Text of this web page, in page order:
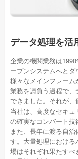
データ処理を活
企業の機関業務は
ープンシステムへとダ
様々なメインフレー
業務を請負う過程で
できました。それが、
当社は、高度なセキ
の確実なコンバート技
また、長年に渡る自
す。大量処理におけ
場はそれぞれ果たす